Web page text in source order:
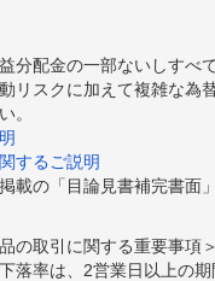
分配金の一部ないしす
リスクに加えて複雑な
。
するご説明
載の「目論見書補完書
の取引に関する重要事項
落率は、2営業日以上の